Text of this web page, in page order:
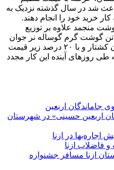
شد در سال گذشته نزدیک به
خرید خود را انجام دهند.
منجمد علاوه بر توزیع
گسترده گوشت منجمد، میزان ۲۵ تن گوشت گرم گوساله نر جوان
با همکاری اتحادیه دامداران لرستان کشتار و با ۲۰ درصد زیر قیمت
روزهای آینده این کار مجدد
جاماندگان اربعین
اربعین حسینی» در شهرستان
اجاره‌بها در ازنا
و فاضلاب ازنا
ازنا مسافر جشنواره